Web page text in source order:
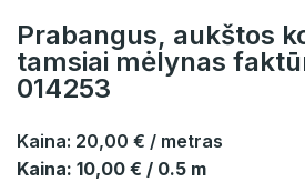
Prabangus, aukštos
tamsiai mėlynas
014253
Kaina: 20,00 € / metras
Kaina: 10,00 € / 0.5 m